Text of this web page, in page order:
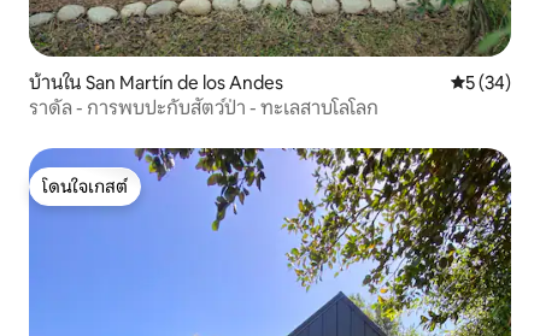
บ้านใน San Martín de los Andes คะแนนเฉลี่
5 (34)
ราดัล - การพบปะกับสัตว์ป่า - ทะเลสาบโลโลก
โดนใจเกสต์
โดนใจเกสต์